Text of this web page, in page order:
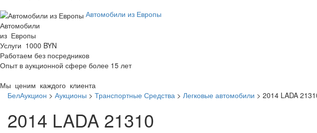
Автомобили из Европы
Автомобили
из Европы
Услуги 1000 BYN
Работаем без посредников
Опыт в аукционной сфере более 15 лет
Мы ценим каждого клиента
БелАукцион > Аукционы > Транспортные Средства > Легковые автомобили > 2014 LADA
2014 LADA 21310